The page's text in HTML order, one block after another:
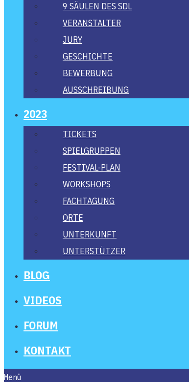
9 SÄU­LEN DES SDL
VER­AN­STAL­TER
JURY
GESCHICH­TE
BEWER­BUNG
AUS­SCHREI­BUNG
2023
TICKETS
SPIEL­GRUP­PEN
FES­­TI­­VAL-PLAN
WORK­SHOPS
FACH­TA­GUNG
ORTE
UNTER­KUNFT
UNTER­STÜT­ZER
BLOG
VIDE­OS
FORUM
KON­TAKT
Menü